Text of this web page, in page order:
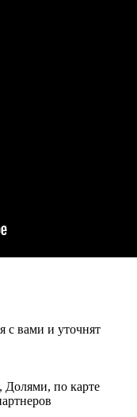
с вами и уточнят
Долями, по карте